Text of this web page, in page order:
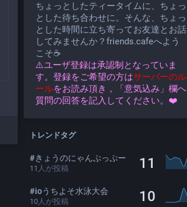
ちょっとしたティータイムに、ちょっ
とした待ち合わせに。そんな、ちょっ
とした時間に立ち寄ってお友達とお話
してみませんか？friends.cafeへよう
こそ☕
⚠️ユーザ登録は承認制となっていま
す。登録をご希望の方はサーバーのル
ールをお読み頂き，「意気込み」欄へ
質問の回答を記入してください。❤️
トレンドタグ
#きょうのにゃんぷっぷー
11 人が投稿 11
#ioうちよそ水泳大会
10人が投稿 10